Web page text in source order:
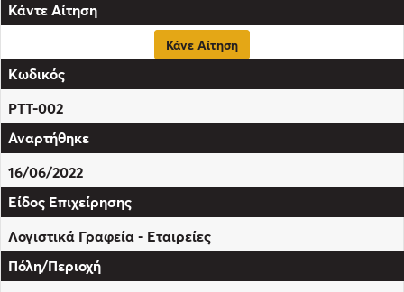
Κάνε Αίτηση
PTT-002
16/06/2022
Λογιστικά Γραφεία - Εταιρείες